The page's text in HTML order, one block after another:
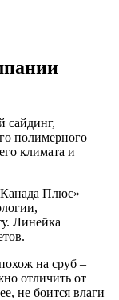
сайдинг,
полимерного
климата и
Плюс»
Линейка
на сруб –
отличить от
не боится влаги